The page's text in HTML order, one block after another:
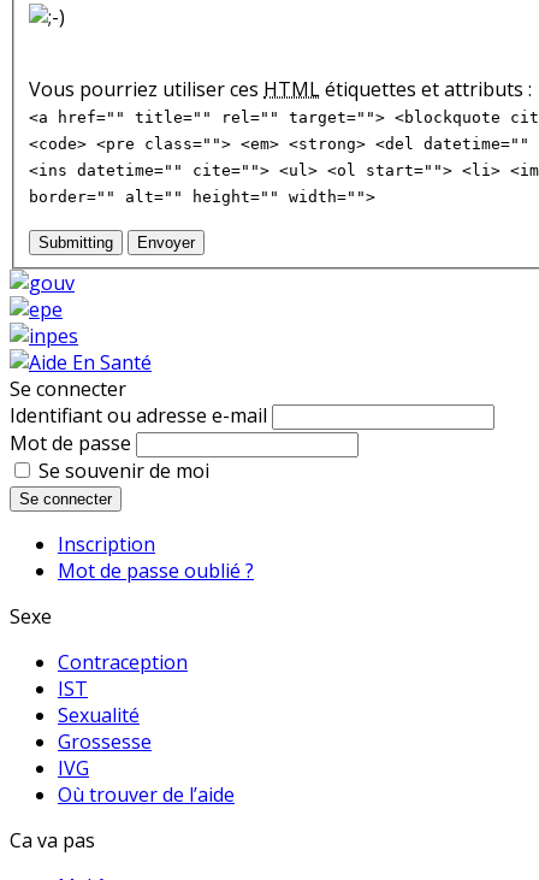
Vous pourriez utiliser ces HTMLétiquettes et attributs :
<a href="" title="" rel="" target=""> <blockquote
<code> <pre class=""> <em> <strong> <del
<ins datetime="" cite=""> <ul> <ol start=""> <li>
border="" alt="" height="" width="">
Submitting Envoyer
Se connecter
Identifiant ou adresse e-mail
Mot de passe
Se souvenir de moi
Se connecter
Inscription
Mot de passe oublié ?
Sexe
Contraception
IST
Sexualité
Grossesse
IVG
Où trouver de l’aide
Ca va pas